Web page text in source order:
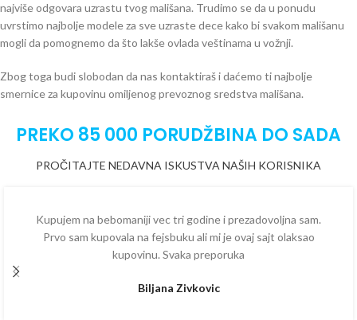
najviše odgovara uzrastu tvog mališana. Trudimo se da u ponudu
uvrstimo najbolje modele za sve uzraste dece kako bi svakom mališanu
mogli da pomognemo da što lakše ovlada veštinama u vožnji.
Zbog toga budi slobodan da nas kontaktiraš i daćemo ti najbolje
smernice za kupovinu omiljenog prevoznog sredstva mališana.
PREKO 85 000 PORUDŽBINA DO SADA
PROČITAJTE NEDAVNA ISKUSTVA NAŠIH KORISNIKA
Kupujem na bebomaniji vec tri godine i prezadovoljna sam.
Prvo sam kupovala na fejsbuku ali mi je ovaj sajt olaksao
kupovinu. Svaka preporuka
Biljana Zivkovic